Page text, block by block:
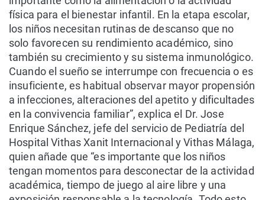
física para el bienestar infantil. En la etapa escolar,
los niños necesitan rutinas de descanso que no
solo favorecen su rendimiento académico, sino
también su crecimiento y su sistema inmunológico.
Cuando el sueño se interrumpe con frecuencia o es
insuficiente, es habitual observar mayor propensión
a infecciones, alteraciones del apetito y dificultades
en la convivencia familiar”, explica el Dr. Jose
Enrique Sánchez, jefe del servicio de Pediatría del
Hospital Vithas Xanit Internacional y Vithas Málaga,
quien añade que “es importante que los niños
tengan momentos para desconectar de la actividad
académica, tiempo de juego al aire libre y una